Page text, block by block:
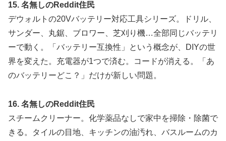
15. 名無しのReddit住民
デウォルトの20Vバッテリー対応工具シリーズ。ドリル、
サンダー、丸鋸、ブロワー、芝刈り機…全部同じバッテリ
ーで動く。「バッテリー互換性」という概念が、DIYの世
界を変えた。充電器が1つで済む。コードが消える。「あ
のバッテリーどこ？」だけが新しい問題。
16. 名無しのReddit住民
スチームクリーナー。化学薬品なしで家中を掃除・除菌で
きる。タイルの目地、キッチンの油汚れ、バスルームのカ